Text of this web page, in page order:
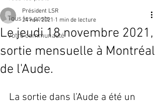
Tous les posts
Votre communauté
Le jeudi 18 novembre 2021,
sortie mensuelle à Montréal
de l'Aude.
Président LSR
24 nov. 2021 1 min de lecture
La sortie dans l’Aude a été un